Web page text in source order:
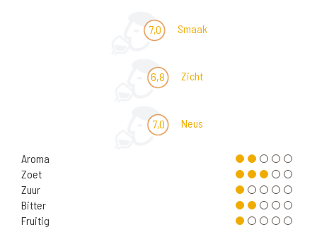
7,0 Smaak
6,8 Zicht
7,0 Neus
Aroma
Zoet
Zuur
Bitter
Fruitig